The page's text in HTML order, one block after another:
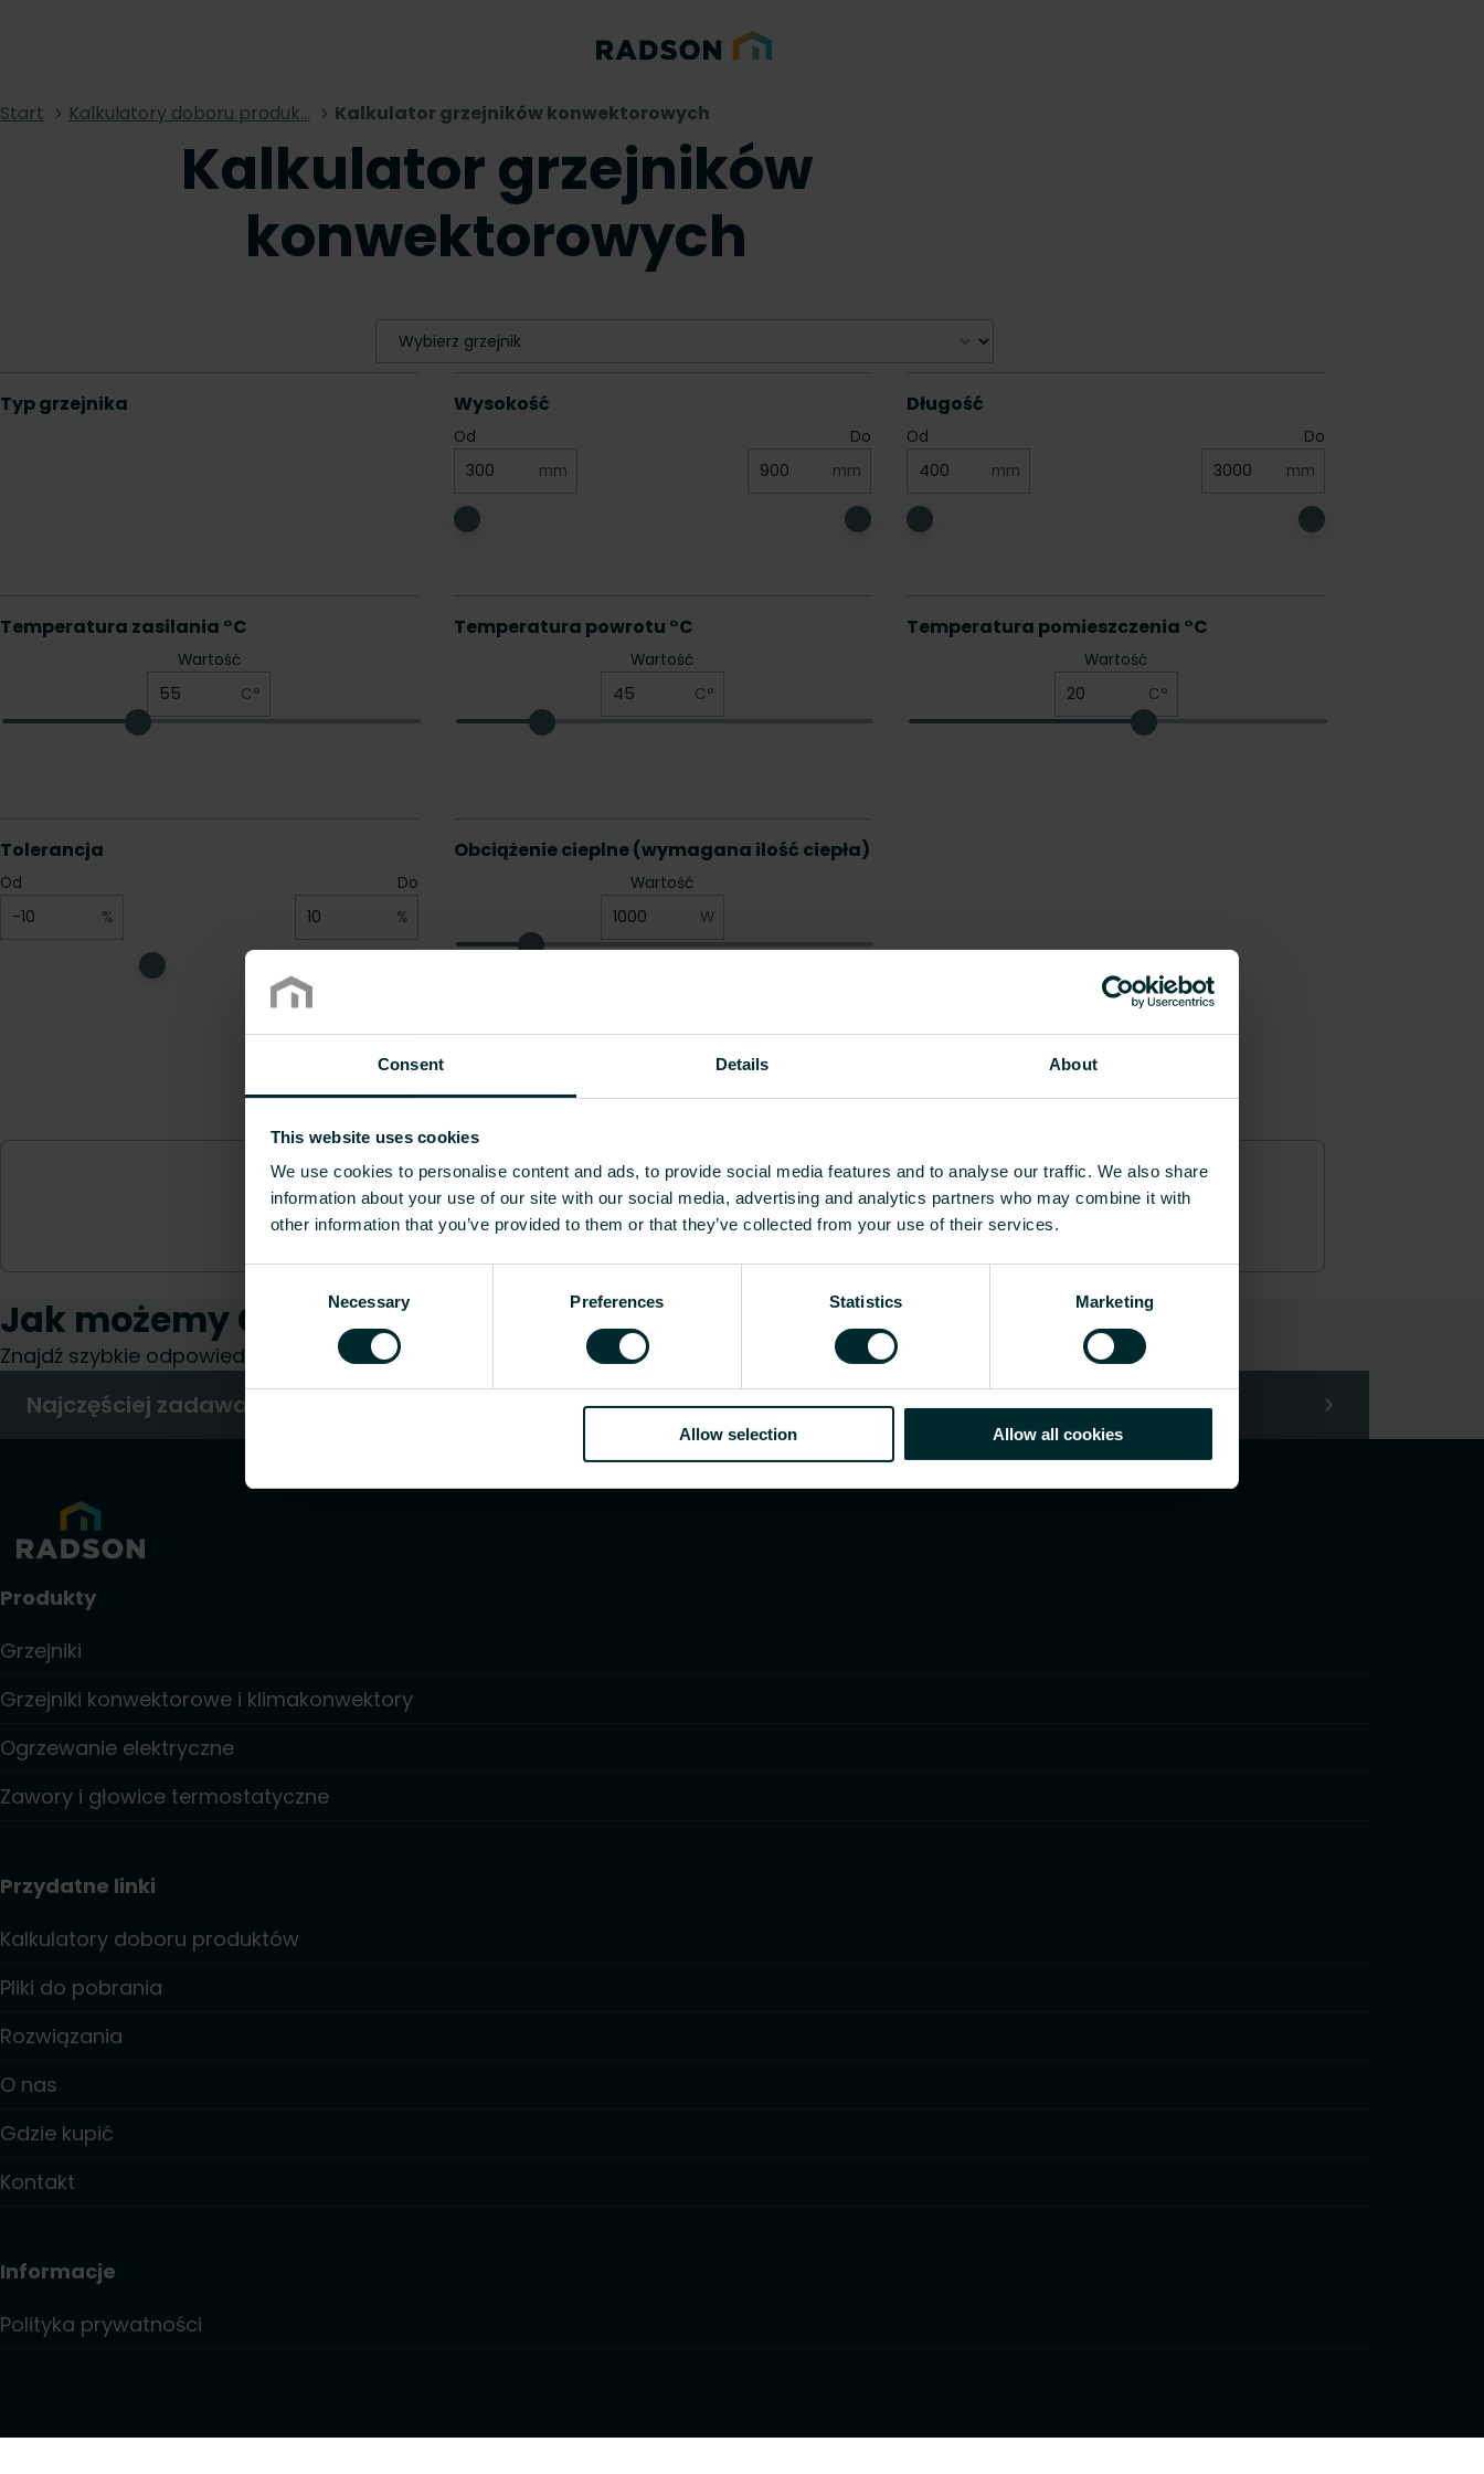
Consent Details About
This website uses cookies
We use cookies to personalise content and ads, to provide social media features and to analyse our traffic. We also share
information about your use of our site with our social media, advertising and analytics partners who may combine it with
other information that you’ve provided to them or that they’ve collected from your use of their services.
Necessary Preferences Statistics Marketing
Allow selection Allow all cookies
Start Kalkulatory doboru produk... Kalkulator grzejników konwektorowych
Kalkulator grzejników
konwektorowych
Jak możemy Ci pomóc?
Znajdź szybkie odpowiedzi na najczęściej zadawane pytania.
Najczęściej zadawane pytania
Produkty
Grzejniki
Grzejniki konwektorowe i klimakonwektory
Ogrzewanie elektryczne
Zawory i głowice termostatyczne
Przydatne linki
Kalkulatory doboru produktów
Pliki do pobrania
Rozwiązania
O nas
Gdzie kupić
Kontakt
Informacje
Polityka prywatności